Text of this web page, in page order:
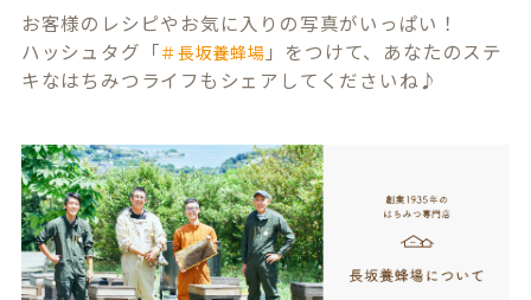
お客様のレシピやお気に入りの写真がいっぱい！
ハッシュタグ「＃長坂養蜂場 」をつけて、あなたのステ
キなはちみつライフもシェアしてくださいね♪